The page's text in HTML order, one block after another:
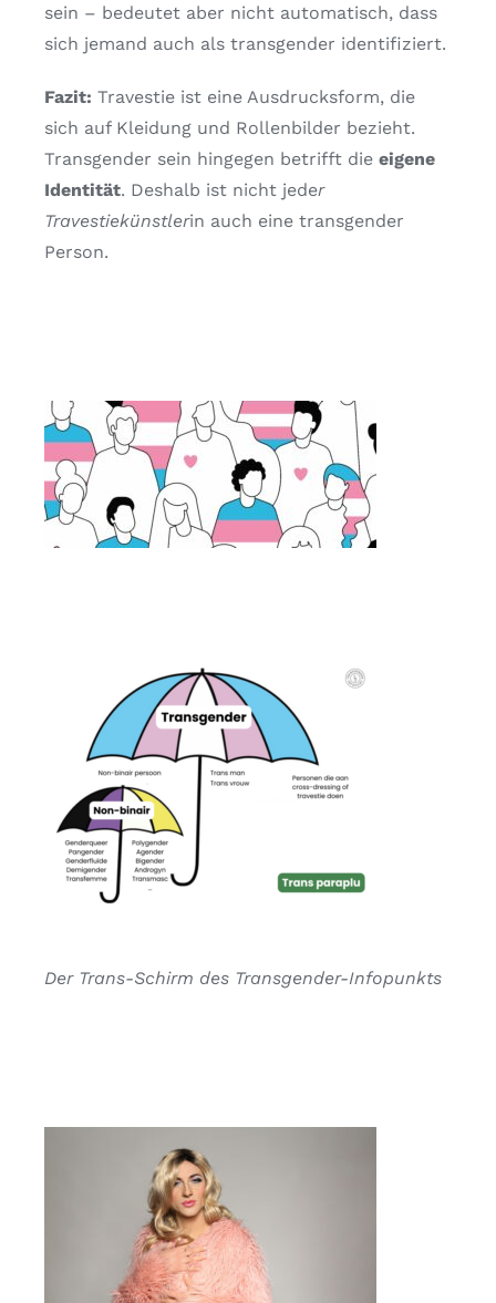
sein – bedeutet aber nicht automatisch, dass
sich jemand auch als transgender identifiziert.
Fazit: Travestie ist eine Ausdrucksform, die
sich auf Kleidung und Rollenbilder bezieht.
Transgender sein hingegen betrifft die eigene
Identität. Deshalb ist nicht jeder
Travestiekünstlerin auch eine transgender
Person.
Der Trans-Schirm des Transgender-Infopunkts